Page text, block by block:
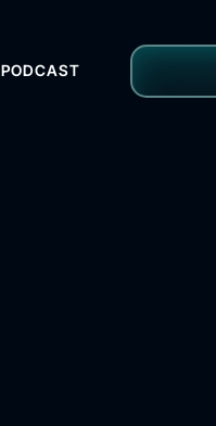
PODCAST